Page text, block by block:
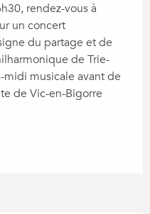
rendez-vous à
un concert
du partage et de
de Trie-
midi musicale avant de
de Vic-en-Bigorre